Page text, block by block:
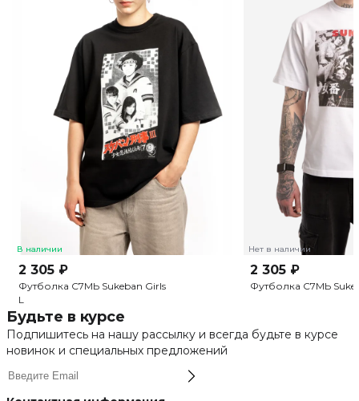
В наличии
2 305 ₽
Футболка С7МЬ Sukeban Girls
L
Нет в наличии
2 305 ₽
Футболка С7МЬ
Будьте в курсе
Подпишитесь на нашу рассылку и всегда будьте в курсе
новинок и специальных предложений